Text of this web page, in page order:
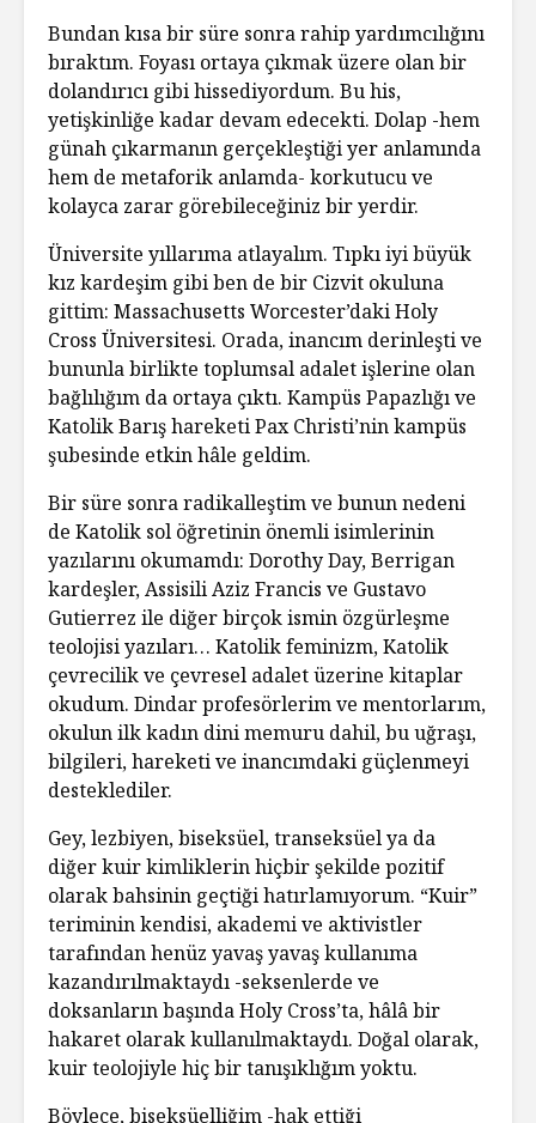
Bundan kısa bir süre sonra rahip yardımcılığını
bıraktım. Foyası ortaya çıkmak üzere olan bir
dolandırıcı gibi hissediyordum. Bu his,
yetişkinliğe kadar devam edecekti. Dolap -hem
günah çıkarmanın gerçekleştiği yer anlamında
hem de metaforik anlamda- korkutucu ve
kolayca zarar görebileceğiniz bir yerdir.
Üniversite yıllarıma atlayalım. Tıpkı iyi büyük
kız kardeşim gibi ben de bir Cizvit okuluna
gittim: Massachusetts Worcester’daki Holy
Cross Üniversitesi. Orada, inancım derinleşti ve
bununla birlikte toplumsal adalet işlerine olan
bağlılığım da ortaya çıktı. Kampüs Papazlığı ve
Katolik Barış hareketi Pax Christi’nin kampüs
şubesinde etkin hâle geldim.
Bir süre sonra radikalleştim ve bunun nedeni
de Katolik sol öğretinin önemli isimlerinin
yazılarını okumamdı: Dorothy Day, Berrigan
kardeşler, Assisili Aziz Francis ve Gustavo
Gutierrez ile diğer birçok ismin özgürleşme
teolojisi yazıları… Katolik feminizm, Katolik
çevrecilik ve çevresel adalet üzerine kitaplar
okudum. Dindar profesörlerim ve mentorlarım,
okulun ilk kadın dini memuru dahil, bu uğraşı,
bilgileri, hareketi ve inancımdaki güçlenmeyi
desteklediler.
Gey, lezbiyen, biseksüel, transeksüel ya da
diğer kuir kimliklerin hiçbir şekilde pozitif
olarak bahsinin geçtiği hatırlamıyorum. “Kuir”
teriminin kendisi, akademi ve aktivistler
tarafından henüz yavaş yavaş kullanıma
kazandırılmaktaydı -seksenlerde ve
doksanların başında Holy Cross’ta, hâlâ bir
hakaret olarak kullanılmaktaydı. Doğal olarak,
kuir teolojiyle hiç bir tanışıklığım yoktu.
Böylece, biseksüelliğim -hak ettiği